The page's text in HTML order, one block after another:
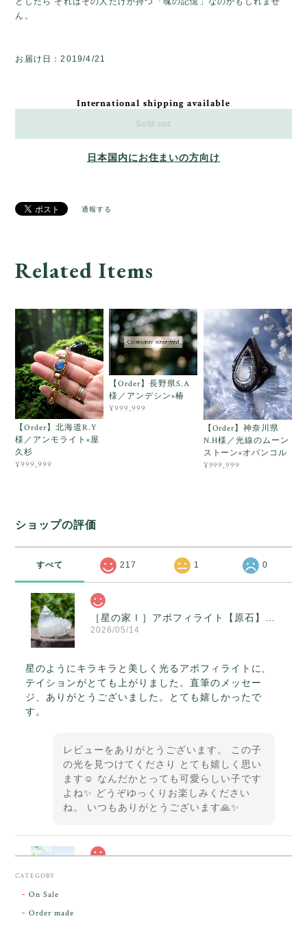
ん。
お届け日：2019/4/21
International shipping available
Sold out
日本国内にお住まいの方向け
通報する
Related Items
【Order】北海道R.Y
様／アンモライト×屋
久杉
¥999,999
【Order】長野県S.A
様／アンデシン×椿
¥999,999
【Order】神奈川県
N.H様／光線のムーン
ストーン×オバンコル
¥999,999
ショップの評価
すべて 217 1 0
［星の家Ⅰ］アポフィライト【原石】O300-314
2026/05/14
星のようにキラキラと美しく光るアポフィライトに、
テイションがとても上がりました。直筆のメッセー
ジ、ありがとうございました。とても嬉しかったで
す。
レビューをありがとうございます。 この子
の光を見つけてくださり とても嬉しく思い
ます☺️ なんだかとっても可愛らしい子です
よね✨ どうぞゆっくりお楽しみください
ね。 いつもありがとうございます🙏✨
CATEGORY
On Sale
Order made